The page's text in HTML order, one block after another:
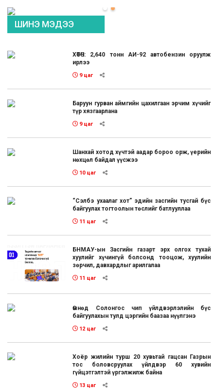
ШИНЭ МЭДЭЭ
ХӨТӨЧ: 2,640 тонн АИ-92 автобензин оруулж
ирлээ
9 цаг
Баруун гурван аймгийн цахилгаан эрчим хүчийг
түр хязгаарлана
9 цаг
Шанхай хотод хүчтэй аадар бороо орж, үерийн
нөхцөл байдал үүсжээ
10 цаг
“Сэлбэ ухаалаг хот” эдийн засгийн тусгай бүс
байгуулах тогтоолын төслийг батлууллаа
11 цаг
БНМАУ-ын Засгийн газарт эрх олгох тухай
хуулийг хүчингүй болсонд тооцож, хуулийн
зөрчил, давхардлыг арилгалаа
11 цаг
Өмнөд Солонгос чип үйлдвэрлэлийн бүс
байгуулахын тулд цэргийн баазаа нүүлгэнэ
12 цаг
Хоёр жилийн турш 20 хувьтай гацсан Газрын
тос боловсруулах үйлдвэр 60 хувийн
гүйцэтгэлтэй үргэлжилж байна
13 цаг